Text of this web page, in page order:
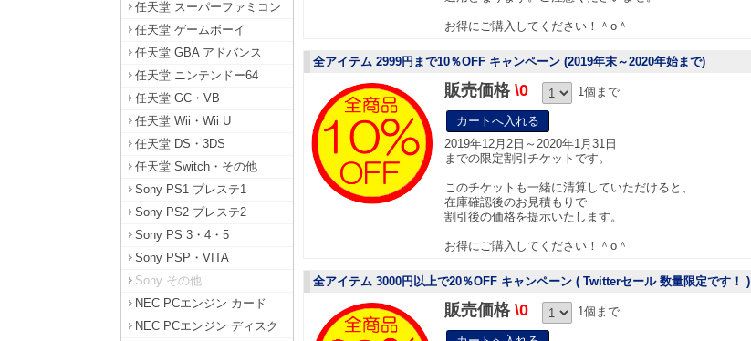
任天堂 スーパーファミコン
任天堂 ゲームボーイ
任天堂 GBA アドバンス
任天堂 ニンテンドー64
任天堂 GC・VB
任天堂 Wii・Wii U
任天堂 DS・3DS
任天堂 Switch・その他
Sony PS1 プレステ1
Sony PS2 プレステ2
Sony PS 3・4・5
Sony PSP・VITA
Sony その他
NEC PCエンジン カード
NEC PCエンジン ディスク
お得にご購入してください！＾o＾
全アイテム 2999円まで10％OFF キャンペーン (2019年末～2020年始まで)
販売価格 \0 1個まで
2019年12月2日～2020年1月31日
までの限定割引チケットです。
このチケットも一緒に清算していただけると、
在庫確認後のお見積もりで
割引後の価格を提示いたします。
お得にご購入してください！＾o＾
全アイテム 3000円以上で20％OFF キャンペーン ( Twitterセール 数量限定です！ )
販売価格 \0 1個まで